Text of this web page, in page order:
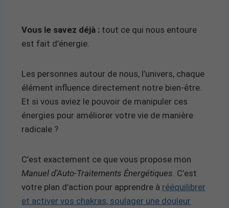
Vous le savez déjà : tout ce qui nous entoure
est fait d’énergie.
Les personnes autour de nous, l’univers, chaque
élément influence directement notre bien-être.
Et si vous aviez le pouvoir de manipuler ces
énergies pour améliorer votre vie de manière
radicale ?
C’est exactement ce que vous propose mon
Manuel d’Auto-Traitements Énergétiques . C’est
votre plan d’action pour apprendre à rééquilibrer
et activer vos chakras, soulager une douleur